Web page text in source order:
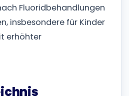
Fluoridbehandlungen
insbesondere für Kinder
erhöhter